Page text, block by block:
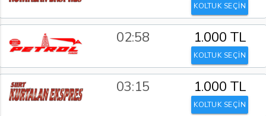
KOLTUK SEÇİN
02:58 1.000 TL
KOLTUK SEÇİN
03:15 1.000 TL
KOLTUK SEÇİN